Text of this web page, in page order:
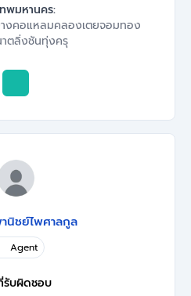
พมหานคร:
งคอแหลมคลองเตยจอมทอง
ตลิ่งชันทุ่งครุ
ชย์ไพศาลกูล
Agent
รับผิดชอบ